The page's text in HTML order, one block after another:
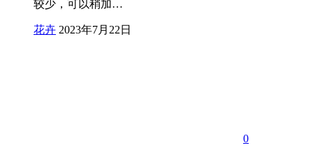
较少，可以稍加…
花卉 2023年7月22日
0